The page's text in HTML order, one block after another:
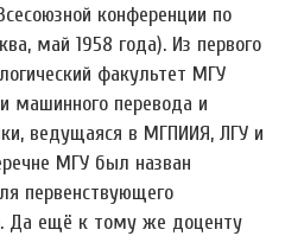
конференции по
май 1958 года). Из первого
факультет МГУ
машинного перевода и
ведущаяся в МГПИИЯ, ЛГУ и
МГУ был назван
первенствующего
Да ещё к тому же доценту